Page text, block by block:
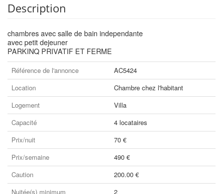
Description
chambres avec salle de bain independante
avec petit dejeuner
PARKINQ PRIVATIF ET FERME
Référence de l'annonce
AC5424
Location
Chambre chez l'habitant
Logement
Villa
Capacité
4 locataires
Prix/nuit
70 €
Prix/semaine
490 €
Caution
200.00 €
Nuitée(s) minimum
2